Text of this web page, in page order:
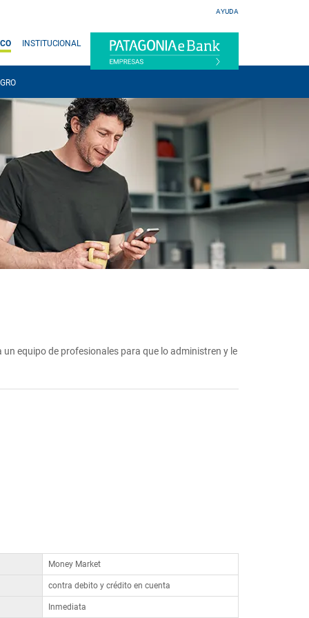
AYUDA
INSTITUCIONAL
equipo de profesionales para que lo administren y le
Money Market
contra debito y crédito en cuenta
Inmediata